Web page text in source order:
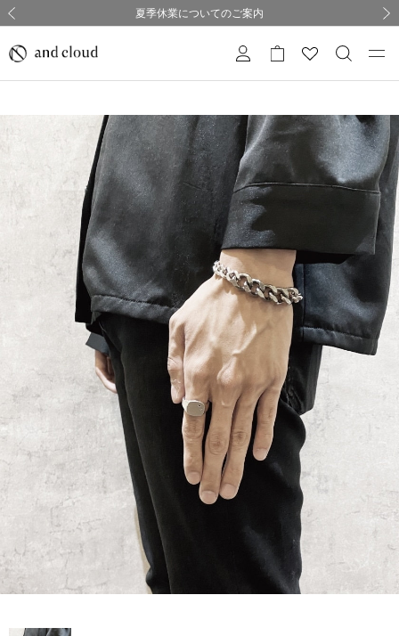
採用のご案内
熊本県熊本地方を震源とする地震の影響について
夏季休業についてのご案内
購入証明書ペーパーレス化のお知らせ
採用のご案内
熊本県熊本地方を震源とする地震の影響について